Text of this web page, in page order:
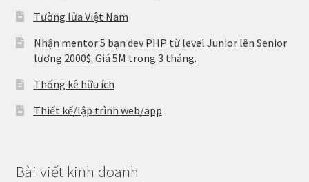
Tường lửa Việt Nam
Nhận mentor 5 bạn dev PHP từ level Junior lên Senior
lương 2000$. Giá 5M trong 3 tháng.
Thống kê hữu ích
Thiết kế/lập trình web/app
Bài viết kinh doanh